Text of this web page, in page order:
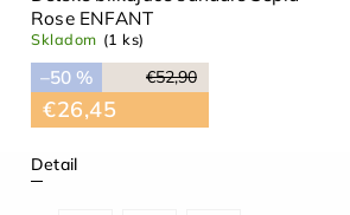
Rose ENFANT
Skladom (1 ks)
€52,90
–50 %
€26,45
Detail